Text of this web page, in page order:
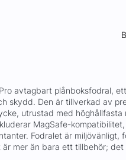
avtagbart plånboksfodral,
skydd. Den är tillverkad av
utrustad med höghållfasta
MagSafe-
Fodralet är miljövänligt,
mer än bara ett tillbehör;